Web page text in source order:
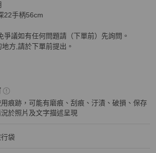
Vuitton Saleya GM
22手柄56cm
爭議如有任何問題請（下單前）先詢問。
方,請於下單前提出。
狀態與細節
痕跡，可能有磨痕、刮痕、汙漬、破損、保存
於照片及文字描述呈現
資訊
袋